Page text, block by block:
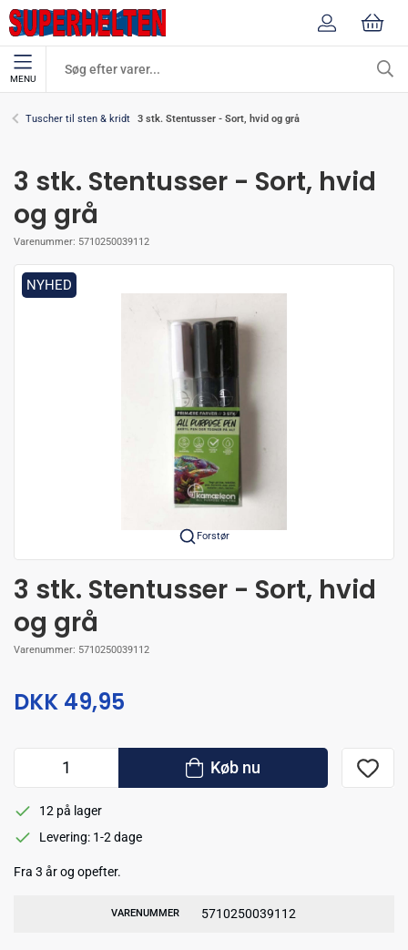
MENU
Tuscher til sten & kridt 3 stk. Stentusser - Sort, hvid og grå
3 stk. Stentusser - Sort, hvid
og grå
Varenummer: 5710250039112
NYHED
Forstør
3 stk. Stentusser - Sort, hvid
og grå
Varenummer: 5710250039112
DKK 49,95
Køb nu
12 på lager
Levering: 1-2 dage
Fra 3 år og opefter.
VARENUMMER 5710250039112